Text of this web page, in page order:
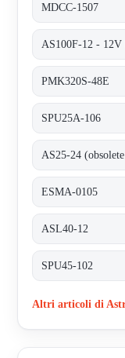
MDCC-1507
AS100F-12 - 12V
PMK320S-48E
SPU25A-106
ESMA-0105
ASL40-12
SPU45-102
Altri articoli di